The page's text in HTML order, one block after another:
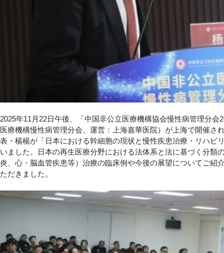
2025年11月22日午後、「中国非公立医療機構協会慢性病管理分
医療機構慢性病管理分会、運営：上海嘉華医院）が上海で開催さ
表・楊楊が「日本における幹細胞の現状と慢性疾患治療・リハビ
いました。日本の再生医療分野における法体系と法に基づく分類
炎、心・脳血管疾患等）治療の臨床例や今後の展望についてご紹
ただきました。